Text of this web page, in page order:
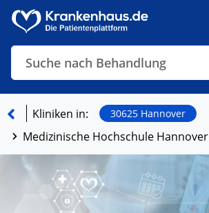
Suche nach Behandlung
Finden
Kliniken in: 30625 Hannover
Medizinische Hochschule Hannover